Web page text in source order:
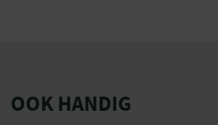
OOK HANDIG